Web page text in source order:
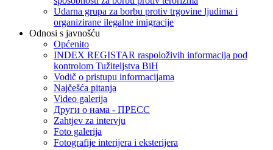
Udarna grupa za borbu protiv trgovine ljudima i
organizirane ilegalne imigracije
Odnosi s javnošću
Općenito
INDEX REGISTAR raspoloživih informacija pod
kontrolom Tužiteljstva BiH
Vodič o pristupu informacijama
Najčešća pitanja
Video galerija
Други о нама - ПРЕСC
Zahtjev za intervju
Foto galerija
Fotografije interijera i eksterijera